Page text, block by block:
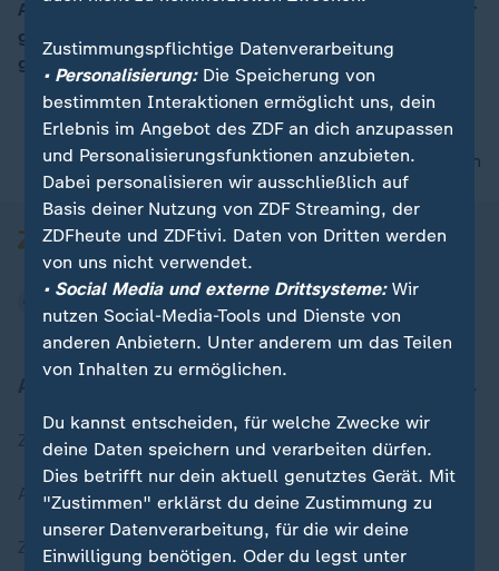
Autobahnbrücke in Genua sind drei weitere Todesopfer
gefunden worden. Damit ist die Zahl der Toten auf 41
gestiegen.
nach oben
Zuletzt veröffentlicht
Aktuelle Sendungs-Videos
ZDFheute Stories
Zustimmungspflichtige Datenverarbeitung
• Personalisierung:Die Speicherung von
bestimmten Interaktionen ermöglicht uns, dein
Erlebnis im Angebot des ZDF an dich anzupassen
und Personalisierungsfunktionen anzubieten.
Dabei personalisieren wir ausschließlich auf
Basis deiner Nutzung von ZDF Streaming, der
ZDFheute und ZDFtivi. Daten von Dritten werden
von uns nicht verwendet.
• Social Media und externe Drittsysteme:Wir
nutzen Social-Media-Tools und Dienste von
anderen Anbietern. Unter anderem um das Teilen
von Inhalten zu ermöglichen.
Du kannst entscheiden, für welche Zwecke wir
deine Daten speichern und verarbeiten dürfen.
Dies betrifft nur dein aktuell genutztes Gerät. Mit
"Zustimmen" erklärst du deine Zustimmung zu
unserer Datenverarbeitung, für die wir deine
Einwilligung benötigen. Oder du legst unter